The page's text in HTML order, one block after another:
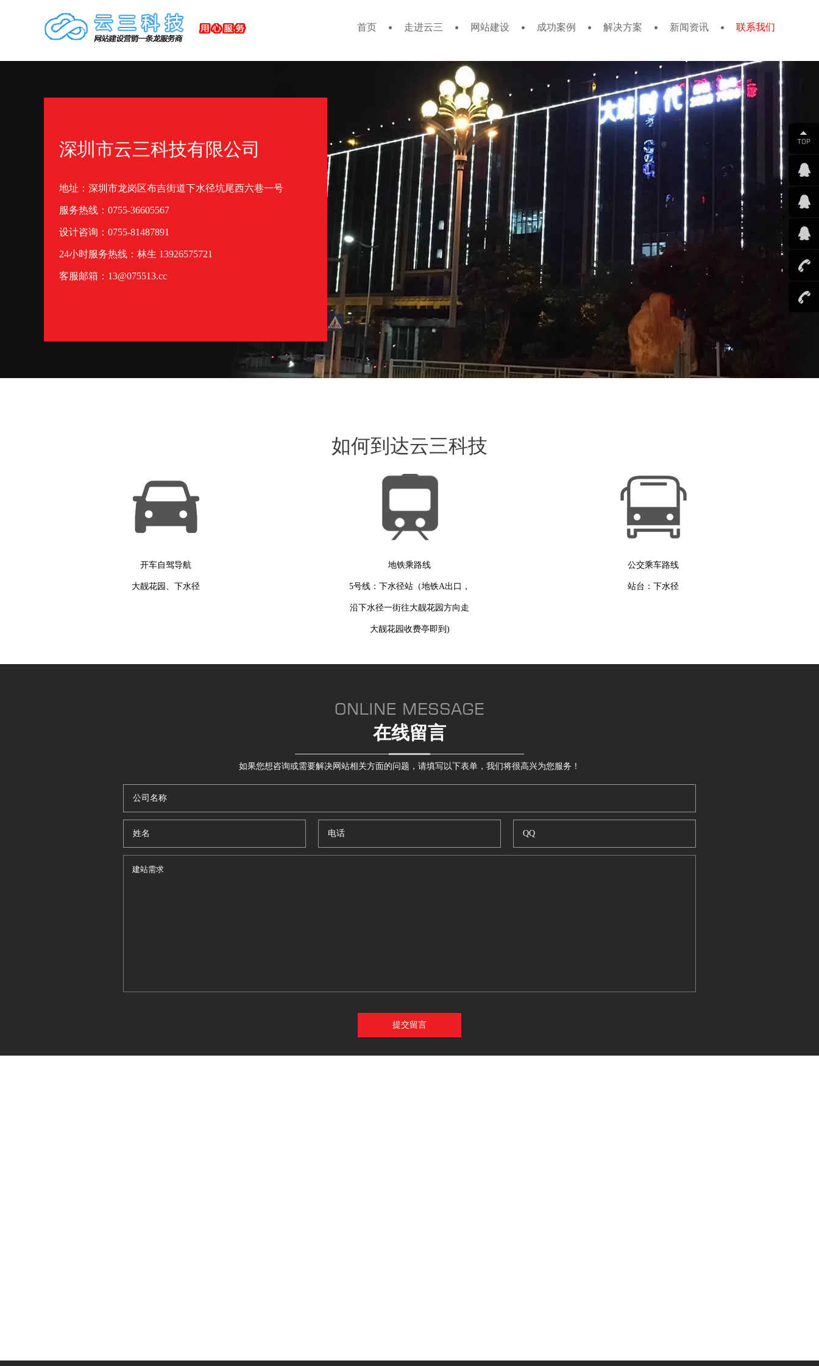
首页 走进云三 网站建设 成功案例 解决方案 新闻资讯 联系我们
深圳市云三科技有限公司
地址：深圳市龙岗区布吉街道下水径坑尾西六巷一号
服务热线：0755-36605567
设计咨询：0755-81487891
24小时服务热线：林生 13926575721
客服邮箱：13@075513.cc
如何到达云三科技
开车自驾导航
大靓花园、下水径
地铁乘路线
5号线：下水径站（地铁A出口，
沿下水径一街往大靓花园方向走
大靓花园收费亭即到)
公交乘车路线
站台：下水径
在线留言
如果您想咨询或需要解决网站相关方面的问题，请填写以下表单，我们将很高兴为您服务！